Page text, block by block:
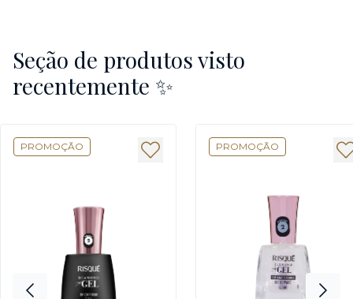
Seção de produtos visto
recentemente ✨
PROMOÇÃO PROMOÇÃO